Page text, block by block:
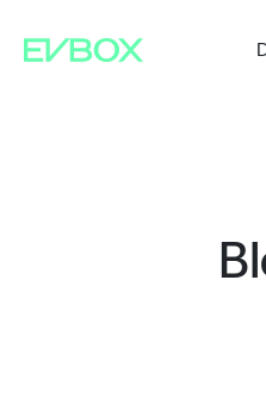
contenu